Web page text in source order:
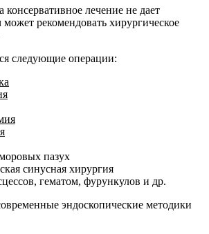
консервативное лечение не дает
может рекомендовать хирургическое
следующие операции:
пазух
синусная хирургия
гематом, фурункулов и др.
эндоскопические методики